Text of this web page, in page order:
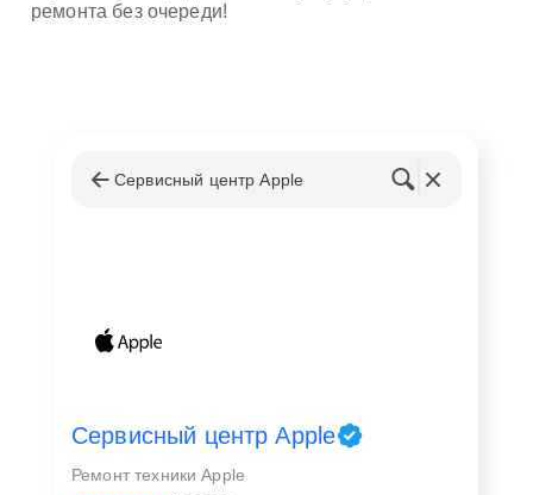
ремонта без очереди!
Сервисный центр Apple
Сервисный центр Apple
Ремонт техники Apple